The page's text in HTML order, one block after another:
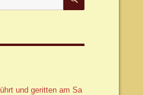
und geritten am Sa